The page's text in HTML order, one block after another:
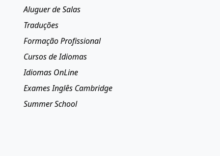
Aluguer de Salas
Traduções
Formação Profissional
Cursos de Idiomas
Idiomas OnLine
Exames Inglês Cambridge
Summer School